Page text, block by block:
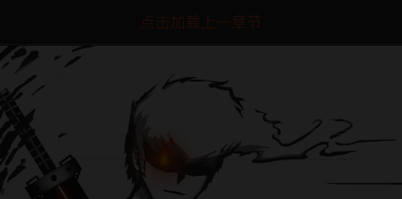
点击加载上一章节